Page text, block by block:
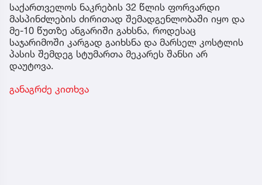
საქართველოს ნაკრების 32 წლის ფორვარდი
მასპინძლების ძირითად შემადგენლობაში იყო და
მე-10 წუთზე ანგარიში გახსნა, როდესაც
საჯარიმოში კარგად გაიხსნა და მარსელ კოსტლის
პასის შემდეგ სტუმართა მეკარეს შანსი არ
დაუტოვა.
განაგრძე კითხვა